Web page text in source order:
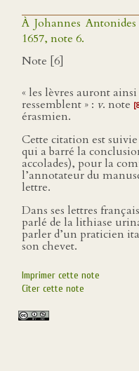
À Johannes
1657, note 6.
Note [6]
« les lèvres auront
ressemblent » : v. note
érasmien.
Cette citation est
qui a barré la
accolades), pour la
l’annotateur du
lettre.
Dans ses lettres
parlé de la lithiase
parler d’un praticien
son chevet.
Imprimer cette note
Citer cette note